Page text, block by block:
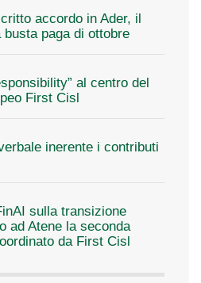
accordo in Ader, il
paga di ottobre
al centro del
First Cisl
inerente i contributi
sulla transizione
ad Atene la seconda
da First Cisl